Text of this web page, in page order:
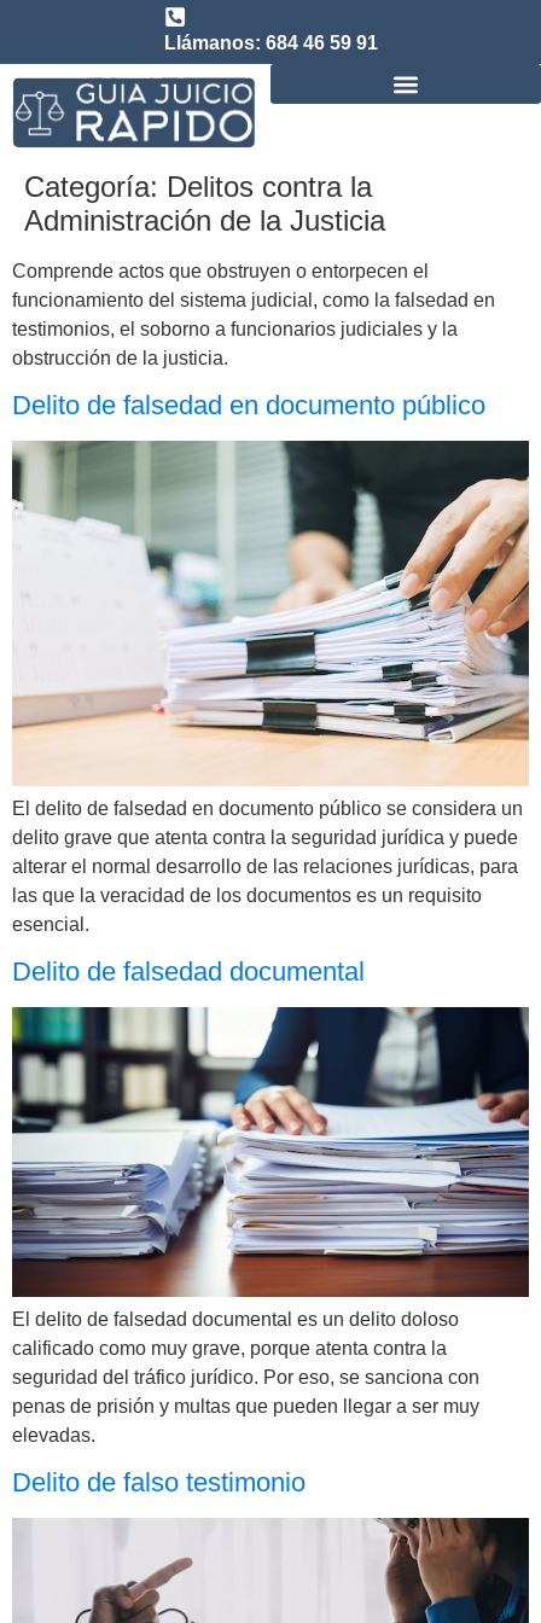
Llámanos: 684 46 59 91
Categoría: Delitos contra la
Administración de la Justicia
Comprende actos que obstruyen o entorpecen el
funcionamiento del sistema judicial, como la falsedad en
testimonios, el soborno a funcionarios judiciales y la
obstrucción de la justicia.
Delito de falsedad en documento público
El delito de falsedad en documento público se considera un
delito grave que atenta contra la seguridad jurídica y puede
alterar el normal desarrollo de las relaciones jurídicas, para
las que la veracidad de los documentos es un requisito
esencial.
Delito de falsedad documental
El delito de falsedad documental es un delito doloso
calificado como muy grave, porque atenta contra la
seguridad del tráfico jurídico. Por eso, se sanciona con
penas de prisión y multas que pueden llegar a ser muy
elevadas.
Delito de falso testimonio